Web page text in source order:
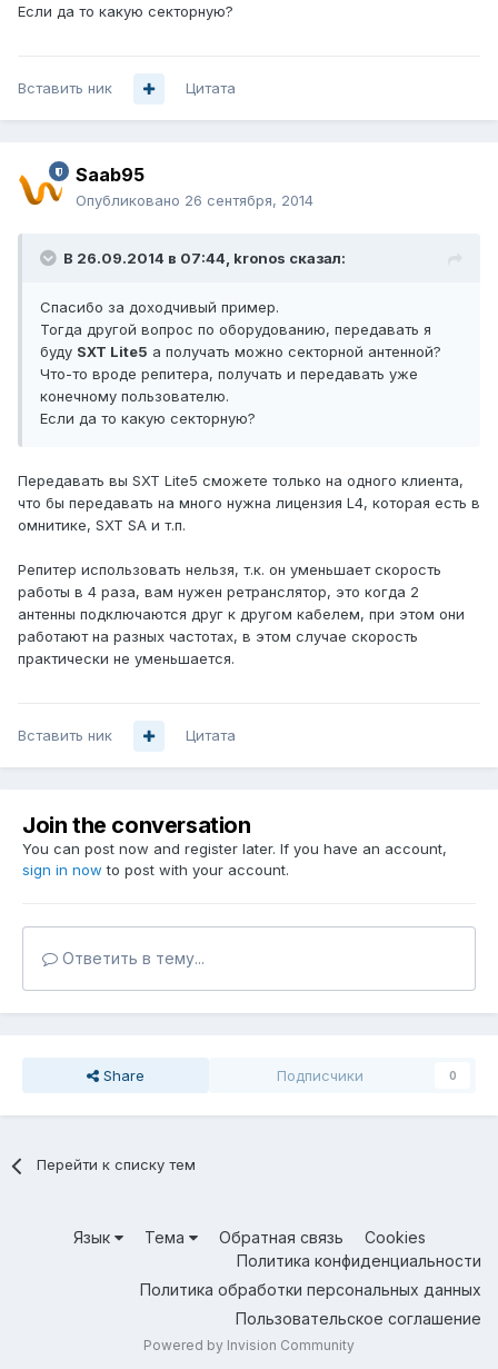
Если да то какую секторную?
Вставить ник Цитата
Saab95
Опубликовано 26 сентября, 2014
В 26.09.2014 в 07:44, kronos сказал:
Спасибо за доходчивый пример.
Тогда другой вопрос по оборудованию, передавать я
буду SXT Lite5 а получать можно секторной антенной?
Что-то вроде репитера, получать и передавать уже
конечному пользователю.
Если да то какую секторную?
Передавать вы SXT Lite5 сможете только на одного клиента,
что бы передавать на много нужна лицензия L4, которая есть в
омнитике, SXT SA и т.п.
Репитер использовать нельзя, т.к. он уменьшает скорость
работы в 4 раза, вам нужен ретранслятор, это когда 2
антенны подключаются друг к другом кабелем, при этом они
работают на разных частотах, в этом случае скорость
практически не уменьшается.
Вставить ник Цитата
Join the conversation
You can post now and register later. If you have an account,
sign in now to post with your account.
Ответить в тему...
Share Подписчики 0
Перейти к списку тем
Язык Тема Обратная связь
Cookies
Политика конфиденциальности
Политика обработки персональных данных
Пользовательское соглашение
Powered by Invision Community